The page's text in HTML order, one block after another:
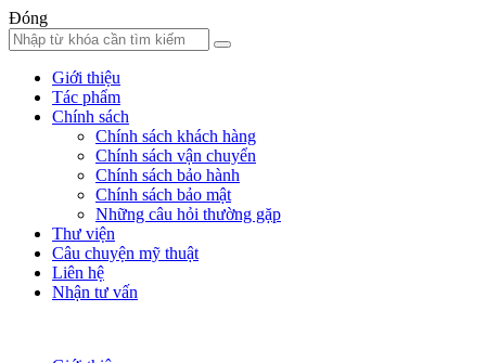
Đóng
Giới thiệu
Tác phẩm
Chính sách
Chính sách khách hàng
Chính sách vận chuyển
Chính sách bảo hành
Chính sách bảo mật
Những câu hỏi thường gặp
Thư viện
Câu chuyện mỹ thuật
Liên hệ
Nhận tư vấn